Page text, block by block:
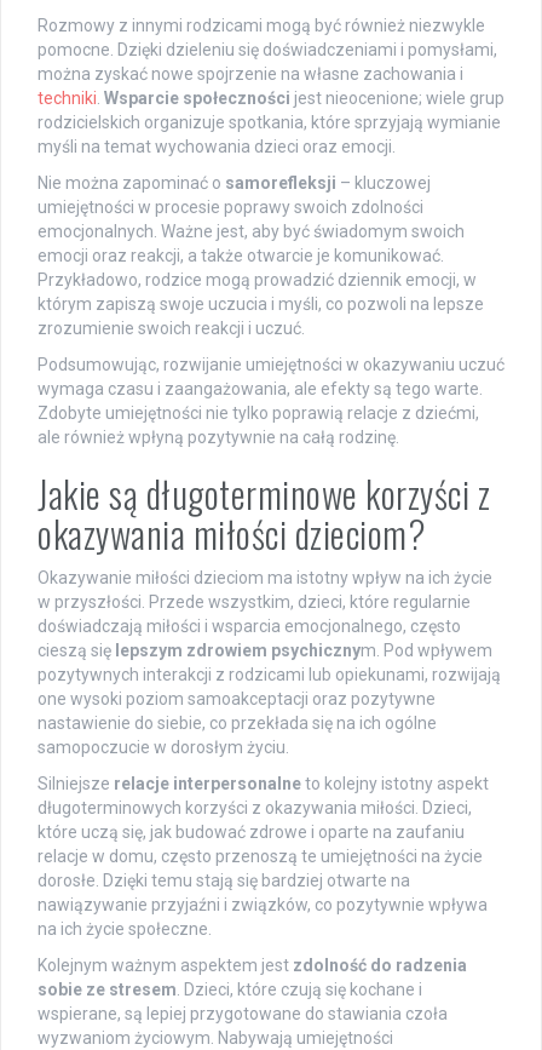
Rozmowy z innymi rodzicami mogą być również niezwykle
pomocne. Dzięki dzieleniu się doświadczeniami i pomysłami,
można zyskać nowe spojrzenie na własne zachowania i
techniki Wsparcie społeczności jest nieocenione; wiele grup
rodzicielskich organizuje spotkania, które sprzyjają wymianie
myśli na temat wychowania dzieci oraz emocji.
Nie można zapominać o samorefleksji – kluczowej
umiejętności w procesie poprawy swoich zdolności
emocjonalnych. Ważne jest, aby być świadomym swoich
emocji oraz reakcji, a także otwarcie je komunikować.
Przykładowo, rodzice mogą prowadzić dziennik emocji, w
którym zapiszą swoje uczucia i myśli, co pozwoli na lepsze
zrozumienie swoich reakcji i uczuć.
Podsumowując, rozwijanie umiejętności w okazywaniu uczuć
wymaga czasu i zaangażowania, ale efekty są tego warte.
Zdobyte umiejętności nie tylko poprawią relacje z dziećmi,
ale również wpłyną pozytywnie na całą rodzinę.
Jakie są długoterminowe korzyści z
okazywania miłości dzieciom?
Okazywanie miłości dzieciom ma istotny wpływ na ich życie
w przyszłości. Przede wszystkim, dzieci, które regularnie
doświadczają miłości i wsparcia emocjonalnego, często
cieszą się lepszym zdrowiem psychicznym. Pod wpływem
pozytywnych interakcji z rodzicami lub opiekunami, rozwijają
one wysoki poziom samoakceptacji oraz pozytywne
nastawienie do siebie, co przekłada się na ich ogólne
samopoczucie w dorosłym życiu.
Silniejsze relacje interpersonalneto kolejny istotny aspekt
długoterminowych korzyści z okazywania miłości. Dzieci,
które uczą się, jak budować zdrowe i oparte na zaufaniu
relacje w domu, często przenoszą te umiejętności na życie
dorosłe. Dzięki temu stają się bardziej otwarte na
nawiązywanie przyjaźni i związków, co pozytywnie wpływa
na ich życie społeczne.
Kolejnym ważnym aspektem jest zdolność do radzenia
sobie ze stresem . Dzieci, które czują się kochane i
wspierane, są lepiej przygotowane do stawiania czoła
wyzwaniom życiowym. Nabywają umiejętności